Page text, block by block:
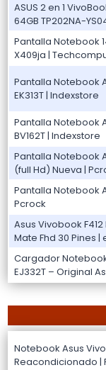
ASUS 2 en 1
64GB TP202NA-
Pantalla Notebook
X409ja |
Pantalla Notebook
EK313T | Indexstore
Pantalla Notebook
BV162T | Indexstore
Pantalla Notebook
(full Hd) Nueva |
Pantalla Notebook
Pcrock
Asus Vivobook F412
Mate Fhd 30 Pines
Cargador Notebook
EJ332T – Original
Notebook Asus
Reacondicionado |